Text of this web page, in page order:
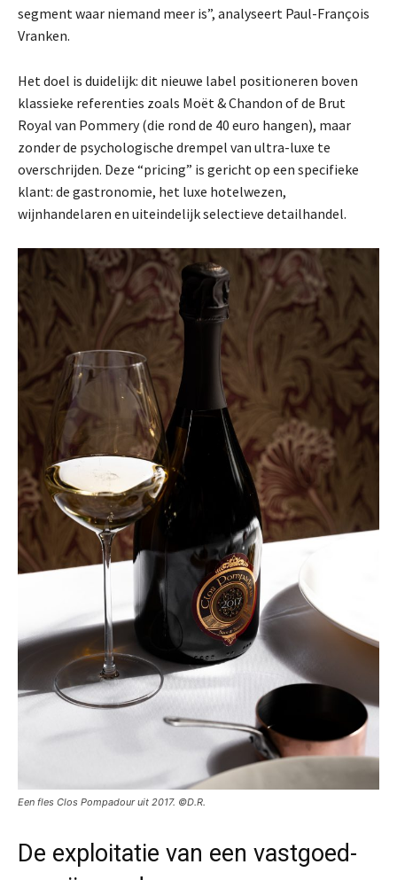
segment waar niemand meer is”, analyseert Paul-François
Vranken.
Het doel is duidelijk: dit nieuwe label positioneren boven
klassieke referenties zoals Moët & Chandon of de Brut
Royal van Pommery (die rond de 40 euro hangen), maar
zonder de psychologische drempel van ultra-luxe te
overschrijden. Deze “pricing” is gericht op een specifieke
klant: de gastronomie, het luxe hotelwezen,
wijnhandelaren en uiteindelijk selectieve detailhandel.
Een fles Clos Pompadour uit 2017. ©D.R.
De exploitatie van een vastgoed-